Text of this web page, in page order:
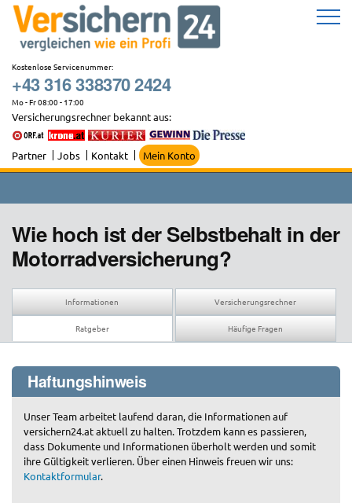
Zum
Inhalt
springen
Kostenlose Servicenummer:
+43 316 338370 2424
Mo - Fr 08:00 - 17:00
Versicherungsrechner bekannt aus:
Partner Jobs Kontakt Mein Konto
Wie hoch ist der Selbstbehalt in der
Motorradversicherung?
Informationen Versicherungsrechner
Ratgeber Häufige Fragen
Haftungshinweis
Unser Team arbeitet laufend daran, die Informationen auf
versichern24.at aktuell zu halten. Trotzdem kann es passieren,
dass Dokumente und Informationen überholt werden und somit
ihre Gültigkeit verlieren. Über einen Hinweis freuen wir uns:
Kontaktformular.